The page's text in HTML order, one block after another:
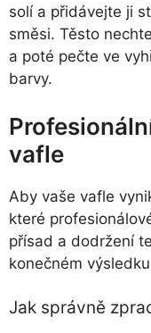
solí a přidávejte ji
směsi. Těsto
a poté pečte ve
barvy.
vafle
Aby vaše vafle
které
přísad a dodržení
konečném
Jak správně